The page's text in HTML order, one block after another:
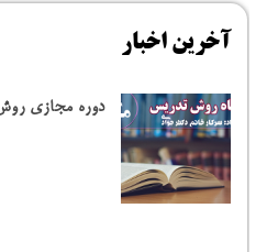
آخرین اخبار
دوره مجازی